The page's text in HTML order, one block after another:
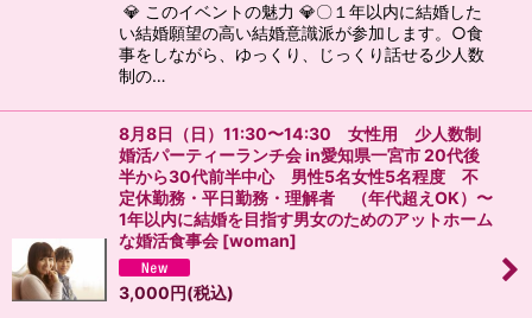
💎 このイベントの魅力 💎〇１年以内に結婚した
い結婚願望の高い結婚意識派が参加します。○食
事をしながら、ゆっくり、じっくり話せる少人数
制の…
8月8日（日）11:30〜14:30 女性用 少人数制
婚活パーティーランチ会 in愛知県一宮市 20代後
半から30代前半中心 男性5名女性5名程度 不
定休勤務・平日勤務・理解者 （年代超えOK）〜
1年以内に結婚を目指す男女のためのアットホーム
な婚活食事会 [woman]
3,000円(税込)